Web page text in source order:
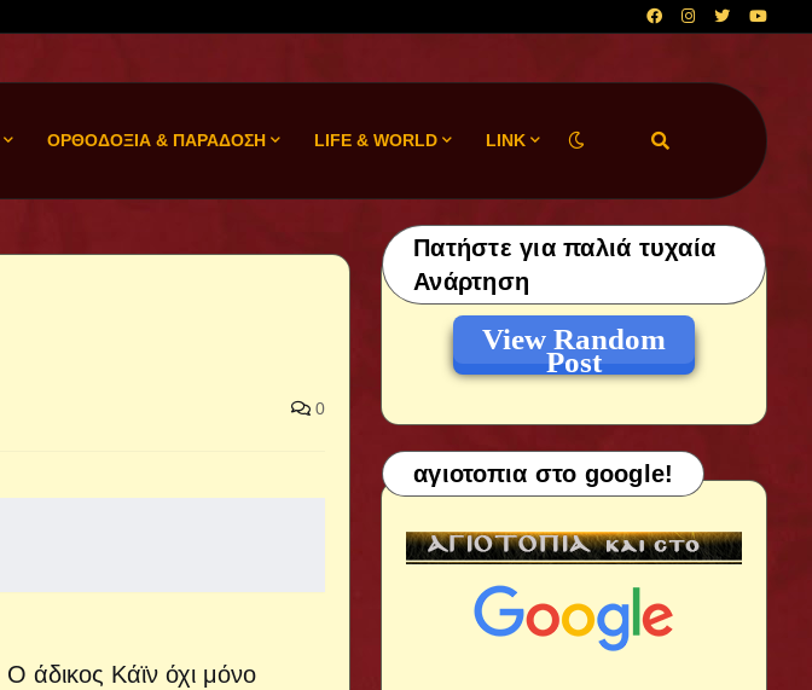
ΟΡΘΟΔΟΞΙΑ & ΠΑΡΑΔΟΣΗ LIFE & WORLD LINK
0
Ο άδικος Κάϊν όχι μόνο
Πατήστε για παλιά τυχαία
Ανάρτηση
View Random
Post
αγιοτοπια στο google!